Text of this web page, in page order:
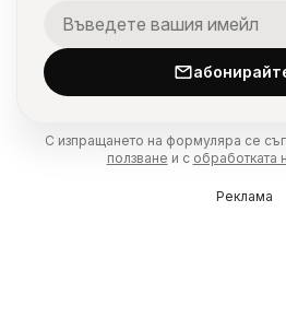
С изпращането на формуляра се
ползване и с обработката
Реклама